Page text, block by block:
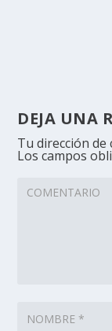
DEJA UNA
Tu dirección
Los campos